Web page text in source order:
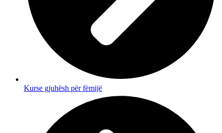
Kurse gjuhësh për fëmijë